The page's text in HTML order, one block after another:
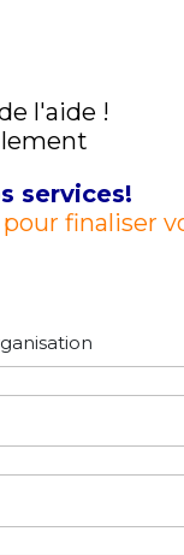
l'aide !
services!
finaliser